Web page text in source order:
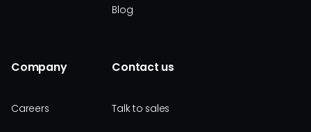
Blog
Company
Careers
Contact us
Talk to sales